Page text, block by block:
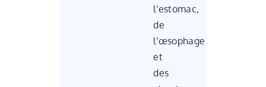
l’estomac,
de
l’œsophage
et
des